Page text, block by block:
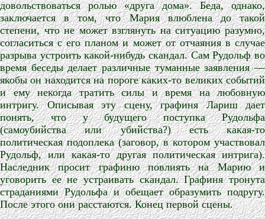
довольствоваться ролью «друга дома». Беда, однако,
заключается в том, что Мария влюблена до такой
степени, что не может взглянуть на ситуацию разумно,
согласиться с его планом и может от отчаяния в случае
разрыва устроить какой-нибудь скандал. Сам Рудольф во
время беседы делает различные туманные заявления —
якобы он находится на пороге каких-то великих событий
и ему некогда тратить силы и время на любовную
интригу. Описывая эту сцену, графиня Лариш дает
понять, что у будущего поступка Рудольфа
(самоубийства или убийства?) есть какая-то
политическая подоплека (заговор, в котором участвовал
Рудольф, или какая-то другая политическая интрига).
Наследник просит графиню повлиять на Марию и
уговорить ее не устраивать скандал. Графиня тронута
страданиями Рудольфа и обещает образумить подругу.
После этого они расстаются. Конец первой сцены.